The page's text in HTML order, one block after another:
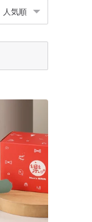
人気順